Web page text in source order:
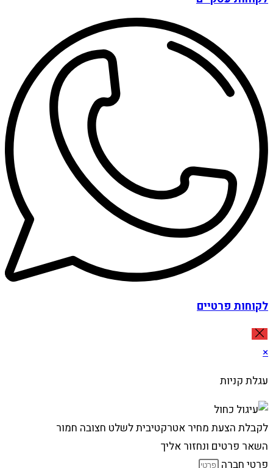
לקוחות פרטיים
×
עגלת קניות
לקבלת הצעת מחיר אטרקטיבית לשלט חצובה חמור
השאר פרטים ונחזור אליך
פרטי חברה